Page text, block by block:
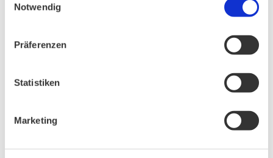
Notwendig
Präferenzen
Statistiken
Marketing